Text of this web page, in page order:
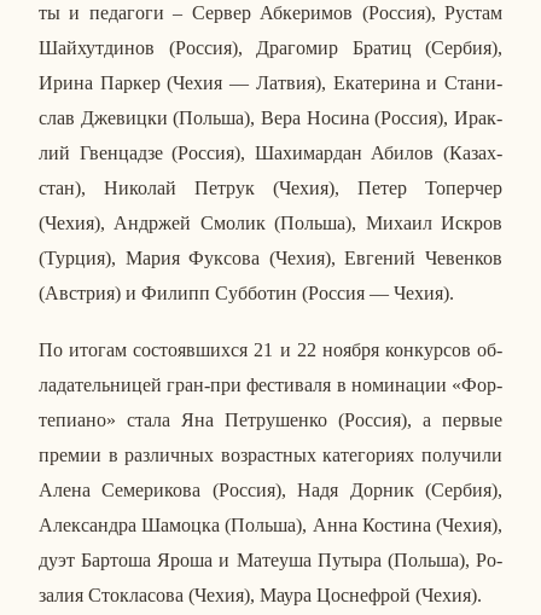
ты и пе­да­го­ги – Сервер Аб­ке­ри­мов (Россия), Рустам
Шай­хут­ди­нов (Россия), Дра­го­мир Братиц (Сербия),
Ирина Паркер (Чехия — Латвия), Ека­те­ри­на и Ста­ни­
слав Дже­виц­ки (Польша), Вера Носина (Россия), Ирак­
лий Гвен­цад­зе (Россия), Ша­хи­мар­дан Абилов (Ка­зах­
стан), Ни­ко­лай Петрук (Чехия), Петер То­пер­чер
(Чехия), Ан­др­жей Смолик (Польша), Михаил Искров
(Турция), Мария Фук­со­ва (Чехия), Ев­ге­ний Че­вен­ков
(Ав­стрия) и Филипп Суб­бо­тин (Россия — Чехия).
По итогам со­сто­яв­ших­ся 21 и 22 ноября кон­кур­сов об­
ла­да­тель­ни­цей гран-при фе­сти­ва­ля в но­ми­на­ции «Фор­
те­пи­а­но» стала Яна Пет­ру­шен­ко (Россия), а первые
премии в раз­лич­ных воз­раст­ных ка­те­го­ри­ях по­лу­чи­ли
Алена Се­ме­ри­ко­ва (Россия), Надя Дорник (Сербия),
Алек­сандра Ша­моц­ка (Польша), Анна Ко­сти­на (Чехия),
дуэт Бар­то­ша Яроша и Ма­те­уша Путыра (Польша), Ро­
за­лия Сто­кла­со­ва (Чехия), Маура Цос­неф­рой (Чехия).